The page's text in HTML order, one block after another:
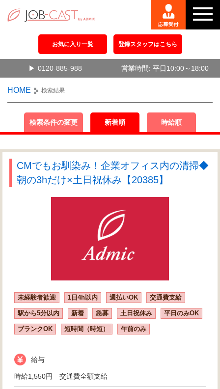
お気に入り一覧 登録スタッフはこちら
0120-885-988 営業時間: 平日10:00～18:00
HOME 検索結果
検索条件の変更 新着順 時給順
CMでもお馴染み！企業オフィス内の清掃◆
朝の3hだけ×土日祝休み【20385】
未経験者歓迎 1日4h以内 週払いOK 交通費支給
駅から5分以内 新着 急募 土日祝休み 平日のみOK
ブランクOK 短時間（時短） 午前のみ
給与
時給1,550円 交通費全額支給